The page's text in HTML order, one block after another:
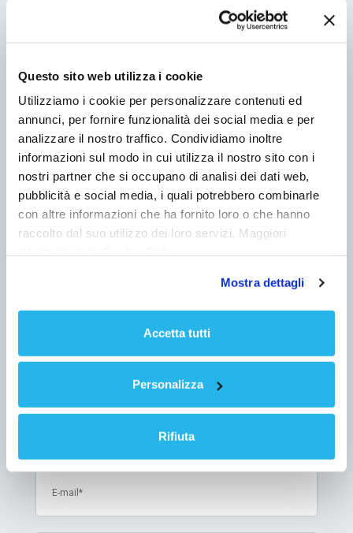
Questo sito web utilizza i cookie
Utilizziamo i cookie per personalizzare contenuti ed
annunci, per fornire funzionalità dei social media e per
analizzare il nostro traffico. Condividiamo inoltre
informazioni sul modo in cui utilizza il nostro sito con i
nostri partner che si occupano di analisi dei dati web,
pubblicità e social media, i quali potrebbero combinarle
con altre informazioni che ha fornito loro o che hanno
raccolto dal suo utilizzo dei loro servizi. Maggiori
Mostra dettagli
Accetta tutti
Personalizza
Rifiuta
Hai domande sul tuo ordine?
Compila il form, ti risponderemo a
brevissimo
Tipo di richiesta
Richiesta prevendita
Informazioni post-vendita